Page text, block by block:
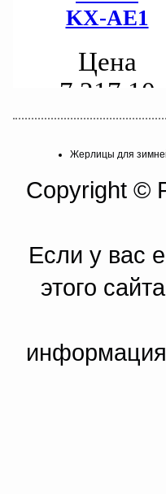
Жерлицы для
Copyright ©
Если у вас
этого